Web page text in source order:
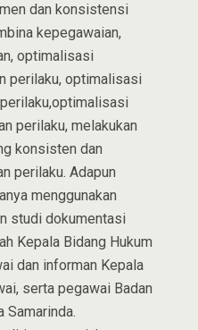
dan konsistensi
kepegawaian,
optimalisasi
perilaku, optimalisasi
perilaku, melakukan
konsisten dan
perilaku. Adapun
menggunakan
studi dokumentasi
Kepala Bidang Hukum
dan informan Kepala
serta pegawai Badan
Samarinda.